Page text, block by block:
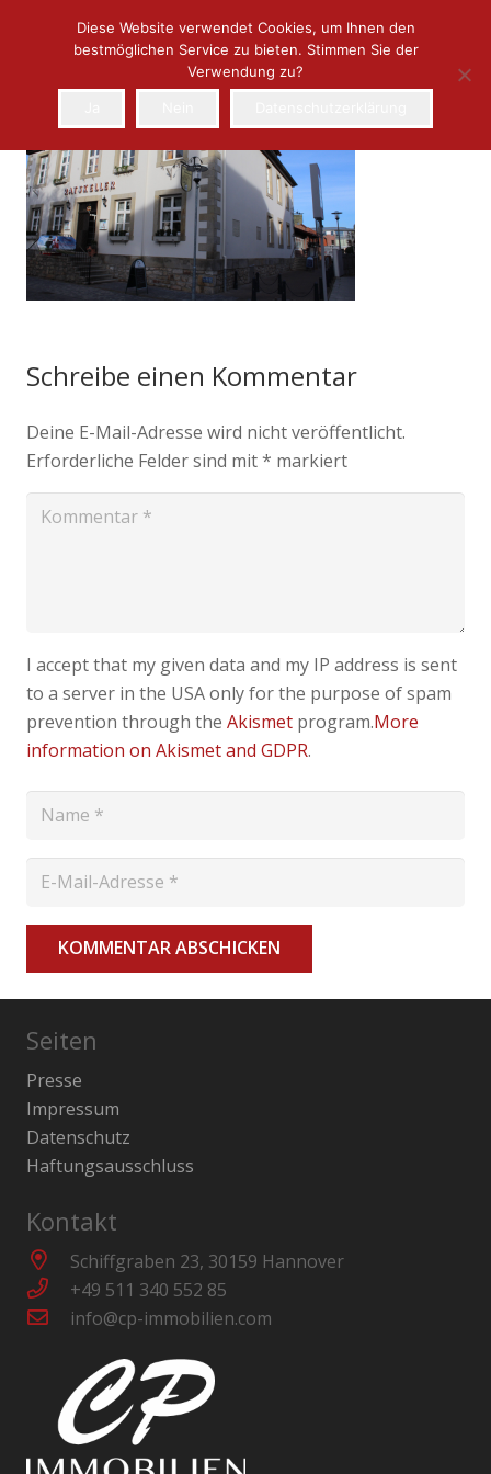
Schreibe einen Kommentar
Deine E-Mail-Adresse wird nicht veröffentlicht.
Erforderliche Felder sind mit* markiert
I accept that my given data and my IP address is sent
to a server in the USA only for the purpose of spam
prevention through the Akismet program.More
information on Akismet and GDPR.
KOMMENTAR ABSCHICKEN
Seiten
Presse
Impressum
Datenschutz
Haftungsausschluss
Kontakt
Schiffgraben 23, 30159 Hannover
+49 511 340 552 85
info@cp-immobilien.com
Diese Website verwendet Cookies, um Ihnen den
bestmöglichen Service zu bieten. Stimmen Sie der
Verwendung zu?